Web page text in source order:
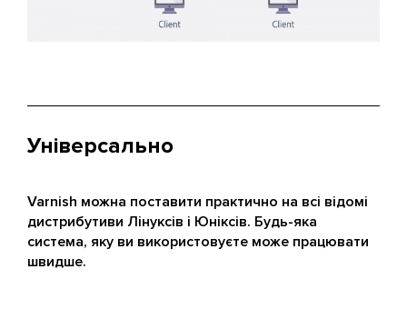
Універсально
Varnish можна поставити практично на всі відомі
дистрибутиви Лінуксів і Юніксів. Будь-яка
система, яку ви використовуєте може працювати
швидше.